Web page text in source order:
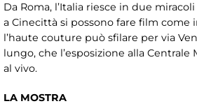
Da Roma, l’Italia riesce in due
a Cinecittà si possono fare film come
l’haute couture può sfilare per via
lungo, che l’esposizione alla
al vivo.
LA MOSTRA